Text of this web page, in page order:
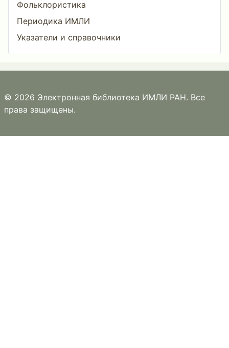
Фольклористика
Периодика ИМЛИ
Указатели и справочники
© 2026 Электронная библиотека ИМЛИ РАН. Все
права защищены.